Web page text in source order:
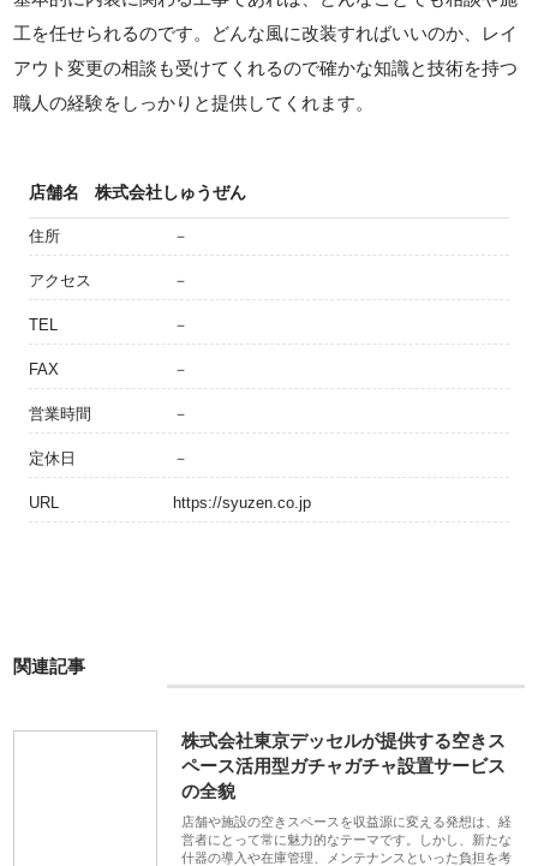
工を任せられるのです。どんな風に改装すればいいのか、レイ
アウト変更の相談も受けてくれるので確かな知識と技術を持つ
職人の経験をしっかりと提供してくれます。
店舗名 株式会社しゅうぜん
住所 －
アクセス －
TEL －
FAX －
営業時間 －
定休日 －
URL https://syuzen.co.jp
関連記事
株式会社東京デッセルが提供する空きス
ペース活用型ガチャガチャ設置サービス
の全貌
店舗や施設の空きスペースを収益源に変える発想は、経
営者にとって常に魅力的なテーマです。しかし、新たな
什器の導入や在庫管理、メンテナンスといった負担を考